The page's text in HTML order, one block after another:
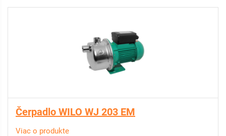
Čerpadlo WILO WJ 203 EM
Viac o produkte